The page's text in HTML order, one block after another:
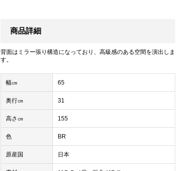
商品詳細
背面はミラー張り構造になっており、高級感のある空間を演出しま
す。
幅㎝ 65
奥行㎝ 31
高さ㎝ 155
色 BR
原産国 日本